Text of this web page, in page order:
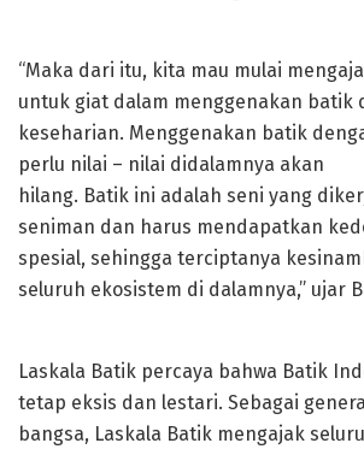
“Maka dari itu, kita mau mulai
untuk giat dalam menggenakan batik
keseharian. Menggenakan batik
perlu nilai – nilai didalamnya akan
hilang. Batik ini adalah seni yang
seniman dan harus mendapatkan
spesial, sehingga terciptanya
seluruh ekosistem di dalamnya,” ujar
Laskala Batik percaya bahwa Batik
tetap eksis dan lestari. Sebagai
bangsa, Laskala Batik mengajak